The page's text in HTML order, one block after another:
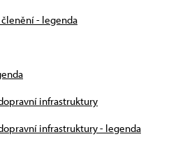
- legenda
infrastruktury
infrastruktury - legenda